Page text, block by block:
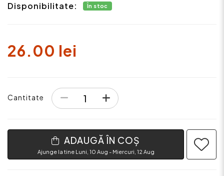
Disponibilitate: În stoc
26.00 lei
Cantitate
ADAUGĂ ÎN COȘ
Ajunge la tine Luni, 10 Aug - Miercuri, 12 Aug